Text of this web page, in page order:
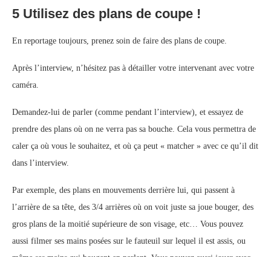
5 Utilisez des plans de coupe !
En reportage toujours, prenez soin de faire des plans de coupe.
Après l’interview, n’hésitez pas à détailler votre intervenant avec votre
caméra.
Demandez-lui de parler (comme pendant l’interview), et essayez de
prendre des plans où on ne verra pas sa bouche. Cela vous permettra de
caler ça où vous le souhaitez, et où ça peut « matcher » avec ce qu’il dit
dans l’interview.
Par exemple, des plans en mouvements derrière lui, qui passent à
l’arrière de sa tête, des 3/4 arrières où on voit juste sa joue bouger, des
gros plans de la moitié supérieure de son visage, etc… Vous pouvez
aussi filmer ses mains posées sur le fauteuil sur lequel il est assis, ou